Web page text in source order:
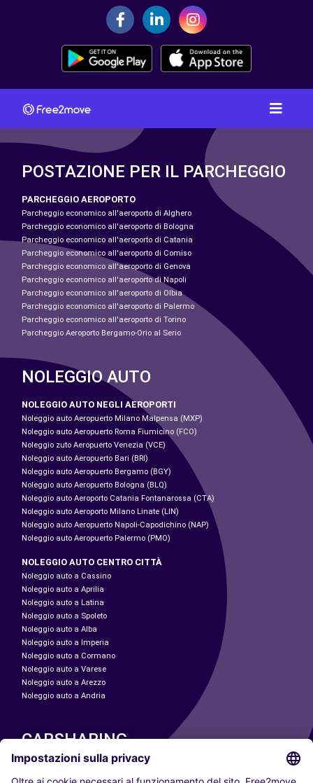
POSTAZIONE PER IL PARCHEGGIO
PARCHEGGIO AEROPORTO
Parcheggio economico all'aeroporto di Alghero
Parcheggio economico all'aeroporto di Bologna
Parcheggio economico all'aeroporto di Catania
Parcheggio economico all'aeroporto di Comiso
Parcheggio economico all'aeroporto di Genova
Parcheggio economico all'aeroporto di Napoli
Parcheggio economico all'aeroporto di Olbia
Parcheggio economico all'aeroporto di Palermo
Parcheggio economico all'aeroporto di Torino
Parcheggio Aeroporto Bergamo-Orio al Serio
NOLEGGIO AUTO
NOLEGGIO AUTO NEGLI AEROPORTI
Noleggio auto Aeropuerto Milano Malpensa (MXP)
Noleggio auto Aeropuerto Roma Fiumicino (FCO)
Noleggio zuto Aeropuerto Venezia (VCE)
Noleggio auto Aeropuerto Bari (BRI)
Noleggio auto Aeropuerto Bergamo (BGY)
Noleggio auto Aeropuerto Bologna (BLQ)
Noleggio auto Aeroporto Catania Fontanarossa (CTA)
Noleggio auto Aeroporto Milano Linate (LIN)
Noleggio auto Aeropuerto Napoli-Capodichino (NAP)
Noleggio auto Aeropuerto Palermo (PMO)
NOLEGGIO AUTO CENTRO CITTÀ
Noleggio auto a Cassino
Noleggio auto a Aprilia
Noleggio auto a Latina
Noleggio auto a Spoleto
Noleggio auto a Alba
Noleggio auto a Imperia
Noleggio auto a Cormano
Noleggio auto a Varese
Noleggio auto a Arezzo
Noleggio auto a Andria
CARSHARING
LE NOSTRE CITTÀ
Paris